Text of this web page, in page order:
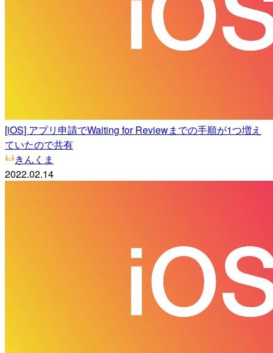
[iOS] アプリ申請でWaiting for Reviewまでの手順が1つ増え
ていたので共有
きんくま
2022.02.14